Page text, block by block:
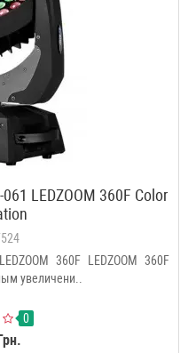
LEDZOOM 360F Color
360F LEDZOOM 360F
увеличени..
0